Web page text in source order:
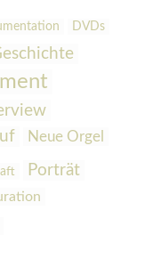
DVDs
Neue Orgel
Porträt